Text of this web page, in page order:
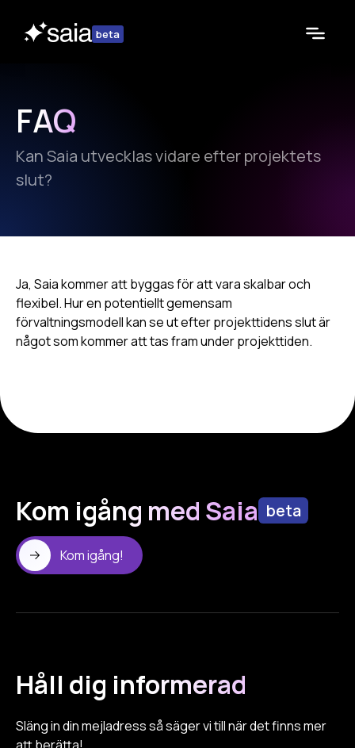
beta
FAQ
Kan Saia utvecklas vidare efter projektets
slut?
Ja, Saia kommer att byggas för att vara skalbar och
flexibel. Hur en potentiellt gemensam
förvaltningsmodell kan se ut efter projekttidens slut är
något som kommer att tas fram under projekttiden.
Kom igång med Saia beta
Kom igång!
Håll dig informerad
Släng in din mejladress så säger vi till när det finns mer
att berätta!